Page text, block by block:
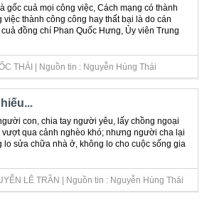
gốc cuả mọi công việc, Cách mạng có thành
thành công công hay thất bại là do cán
đồng chí Phan Quốc Hưng, Ủy viên Trung
THÁI | Nguồn tin : Nguyễn Hùng Thái
con, chia tay người yêu, lấy chồng ngoại
qua cảnh nghèo khó; nhưng người cha lại
sửa chữa nhà ở, không lo cho cuộc sống gia
LÊ TRẦN | Nguồn tin : Nguyễn Hùng Thái